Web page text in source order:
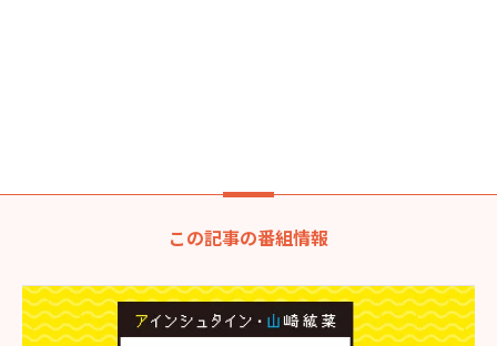
この記事の番組情報